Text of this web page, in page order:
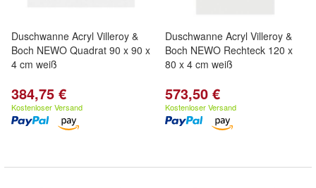
Duschwanne Acryl Villeroy &
Boch NEWO Quadrat 90 x 90 x
4 cm weiß
384,75 €
Kostenloser Versand
Duschwanne Acryl Villeroy &
Boch NEWO Rechteck 120 x
80 x 4 cm weiß
573,50 €
Kostenloser Versand